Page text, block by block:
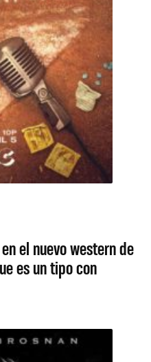
el nuevo western de
es un tipo con